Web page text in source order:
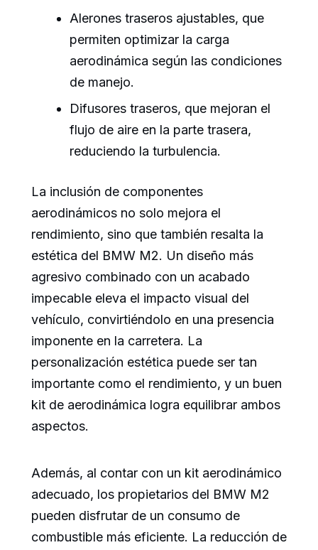
Alerones traseros ajustables, que
permiten optimizar la carga
aerodinámica según las condiciones
de manejo.
Difusores traseros, que mejoran el
flujo de aire en la parte trasera,
reduciendo la turbulencia.
La inclusión de componentes
aerodinámicos no solo mejora el
rendimiento, sino que también resalta la
estética del BMW M2. Un diseño más
agresivo combinado con un acabado
impecable eleva el impacto visual del
vehículo, convirtiéndolo en una presencia
imponente en la carretera. La
personalización estética puede ser tan
importante como el rendimiento, y un buen
kit de aerodinámica logra equilibrar ambos
aspectos.
Además, al contar con un kit aerodinámico
adecuado, los propietarios del BMW M2
pueden disfrutar de un consumo de
combustible más eficiente. La reducción de